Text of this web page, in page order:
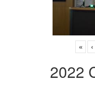
« ‹
2022